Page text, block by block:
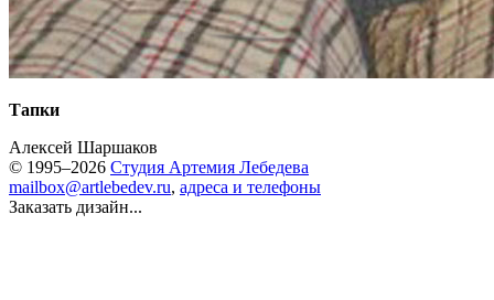
Тапки
Алексей Шаршаков
© 1995–2026 Студия Артемия Лебедева
mailbox@artlebedev.ru, адреса и телефоны
Заказать дизайн...